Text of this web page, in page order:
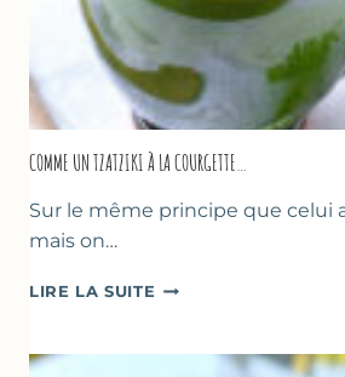
COMME UN TZATZIKI À LA COURGETTE…
Sur le même principe que celui
mais on…
LIRE LA SUITE COMME
À